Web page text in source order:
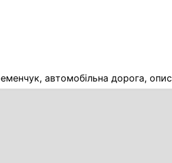
автомобільна дорога, опис